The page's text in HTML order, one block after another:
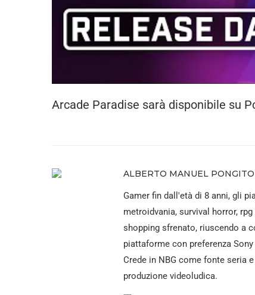
Arcade Paradise sarà disponibile su
ALBERTO MANUEL
Gamer fin dall'età di 8 anni, gli
metroidvania, survival horror,
shopping sfrenato, riuscendo a
piattaforme con preferenza
Crede in NBG come fonte seria
produzione videoludica.